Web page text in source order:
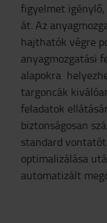
figyelmet
át. Az
hajthatók végre
anyagmozgatási
alapokra
targoncák
feladatok
biztonságosan
standard
optimalizálása
automatizált